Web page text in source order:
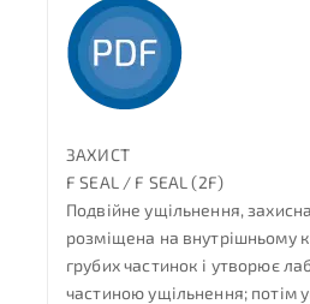
ЗАХИСТ
F SEAL / F SEAL (2F)
Подвійне ущільнення,
розміщена на внутрішньому
грубих частинок і утворює
частиною ущільнення; потім